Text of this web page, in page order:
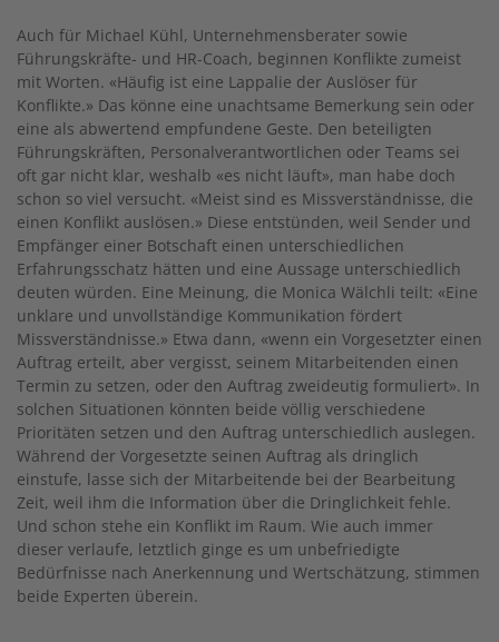
Auch für Michael Kühl, Unternehmensberater sowie
Führungskräfte- und HR-Coach, beginnen Konflikte zumeist
mit Worten. «Häufig ist eine Lappalie der Auslöser für
Konflikte.» Das könne eine unachtsame Bemerkung sein oder
eine als abwertend empfundene Geste. Den beteiligten
Führungskräften, Personalverantwortlichen oder Teams sei
oft gar nicht klar, weshalb «es nicht läuft», man habe doch
schon so viel versucht. «Meist sind es Missverständnisse, die
einen Konflikt auslösen.» Diese entstünden, weil Sender und
Empfänger einer Botschaft einen unterschiedlichen
Erfahrungsschatz hätten und eine Aussage unterschiedlich
deuten würden. Eine Meinung, die Monica Wälchli teilt: «Eine
unklare und unvollständige Kommunikation fördert
Missverständnisse.» Etwa dann, «wenn ein Vorgesetzter einen
Auftrag erteilt, aber vergisst, seinem Mitarbeitenden einen
Termin zu setzen, oder den Auftrag zweideutig formuliert». In
solchen Situationen könnten beide völlig verschiedene
Prioritäten setzen und den Auftrag unterschiedlich auslegen.
Während der Vorgesetzte seinen Auftrag als dringlich
einstufe, lasse sich der Mitarbeitende bei der Bearbeitung
Zeit, weil ihm die Information über die Dringlichkeit fehle.
Und schon stehe ein Konflikt im Raum. Wie auch immer
dieser verlaufe, letztlich ginge es um unbefriedigte
Bedürfnisse nach Anerkennung und Wertschätzung, stimmen
beide Experten überein.